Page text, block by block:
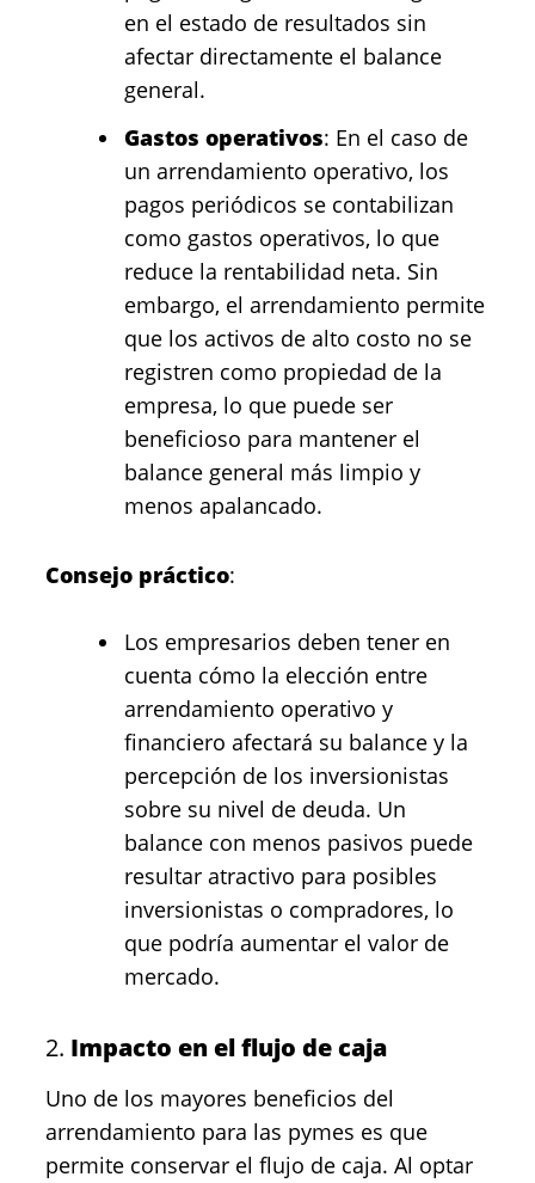
en el estado de resultados sin
afectar directamente el balance
general.
Gastos operativos: En el caso de
un arrendamiento operativo, los
pagos periódicos se contabilizan
como gastos operativos, lo que
reduce la rentabilidad neta. Sin
embargo, el arrendamiento permite
que los activos de alto costo no se
registren como propiedad de la
empresa, lo que puede ser
beneficioso para mantener el
balance general más limpio y
menos apalancado.
Consejo práctico:
Los empresarios deben tener en
cuenta cómo la elección entre
arrendamiento operativo y
financiero afectará su balance y la
percepción de los inversionistas
sobre su nivel de deuda. Un
balance con menos pasivos puede
resultar atractivo para posibles
inversionistas o compradores, lo
que podría aumentar el valor de
mercado.
2. Impacto en el flujo de caja
Uno de los mayores beneficios del
arrendamiento para las pymes es que
permite conservar el flujo de caja. Al optar